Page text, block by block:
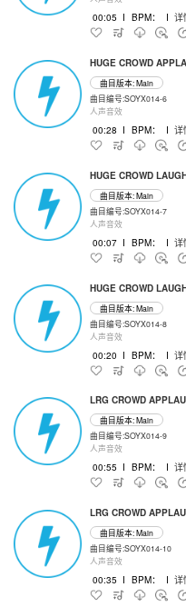
00:05 I BPM： I 详
HUGE CROWD
曲目版本: Main
曲目编号:SOYX014-6
人声音效
00:28 I BPM： I 详
HUGE CROWD
曲目版本: Main
曲目编号:SOYX014-7
人声音效
00:07 I BPM： I 详
HUGE CROWD
曲目版本: Main
曲目编号:SOYX014-8
人声音效
00:20 I BPM： I 详
LRG CROWD
曲目版本: Main
曲目编号:SOYX014-9
人声音效
00:55 I BPM： I 详
LRG CROWD
曲目版本: Main
曲目编号:SOYX014-10
人声音效
00:35 I BPM： I 详